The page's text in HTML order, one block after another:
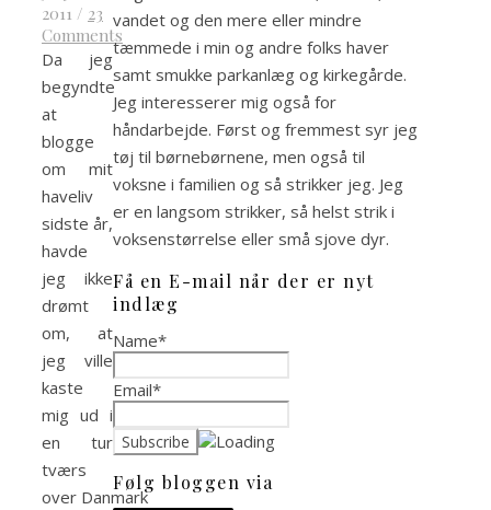
2011 / 23
Comments
Da jeg
begyndte
at
blogge
om mit
haveliv
sidste år,
havde
jeg ikke
drømt
om, at
jeg ville
kaste
mig ud i
en tur
tværs
over Danmark
vandet og den mere eller mindre
tæmmede i min og andre folks haver
samt smukke parkanlæg og kirkegårde.
Jeg interesserer mig også for
håndarbejde. Først og fremmest syr jeg
tøj til børnebørnene, men også til
voksne i familien og så strikker jeg. Jeg
er en langsom strikker, så helst strik i
voksenstørrelse eller små sjove dyr.
Få en E-mail når der er nyt
indlæg
Name*
Email*
Følg bloggen via